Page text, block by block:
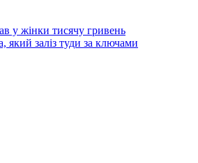
у жінки тисячу гривень
який заліз туди за ключами